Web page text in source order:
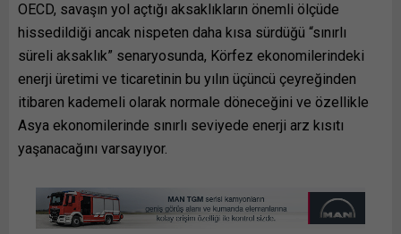
OECD, savaşın yol açtığı aksaklıkların önemli ölçüde
hissedildiği ancak nispeten daha kısa sürdüğü “sınırlı
süreli aksaklık” senaryosunda, Körfez ekonomilerindeki
enerji üretimi ve ticaretinin bu yılın üçüncü çeyreğinden
itibaren kademeli olarak normale döneceğini ve özellikle
Asya ekonomilerinde sınırlı seviyede enerji arz kısıtı
yaşanacağını varsayıyor.